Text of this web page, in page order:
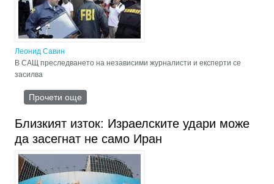
Леонид Савин
В САЩ преследването на независими журналисти и експерти се
засилва
Прочети още
Близкият изток: Израелските удари може
да засегнат не само Иран